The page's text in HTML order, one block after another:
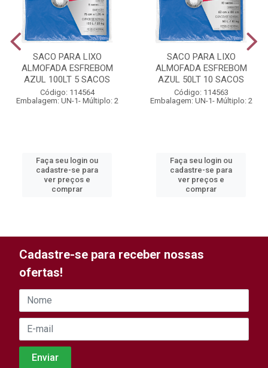
SACO PARA LIXO
ALMOFADA ESFREBOM
AZUL 100LT 5 SACOS
Código: 114564
Embalagem: UN-1- Múltiplo: 2
Faça seu login ou
cadastre-se para
ver preços e
comprar
SACO PARA LIXO
ALMOFADA ESFREBOM
AZUL 50LT 10 SACOS
Código: 114563
Embalagem: UN-1- Múltiplo: 2
Faça seu login ou
cadastre-se para
ver preços e
comprar
Cadastre-se para receber nossas
ofertas!